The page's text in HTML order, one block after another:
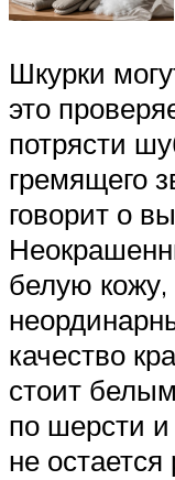
Шкурки
это
потрясти
гремящего
говорит о
белую
качество
стоит
по шерсти и
не остается